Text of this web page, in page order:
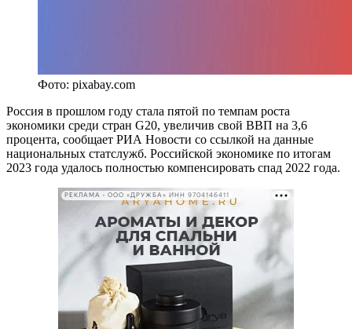
Фото: pixabay.com
Россия в прошлом году стала пятой по темпам роста
экономики среди стран G20, увеличив свой ВВП на 3,6
процента, сообщает РИА Новости со ссылкой на данные
национальных статслужб. Российской экономике по итогам
2023 года удалось полностью компенсировать спад 2022 года.
РЕКЛАМА • ООО «ДРУЖБА» ИНН 9704146411